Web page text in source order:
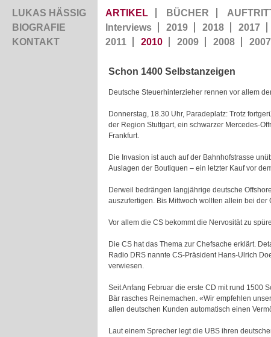
LUKAS HÄSSIG
BIOGRAFIE
KONTAKT
ARTIKEL BÜCHER
Interviews
2019 2018 2017
2011
2010 2009 2008 2007
Schon 1400 Selbstanzeigen
Deutsche Steuerhinterzieher rennen vor allem
Donnerstag, 18.30 Uhr, Paradeplatz: Trotz
der Region Stuttgart, ein schwarzer Mercedes-
Frankfurt.
Die Invasion ist auch auf der Bahnhofstrasse
Auslagen der Boutiquen – ein letzter Kauf vor
Derweil bedrängen langjährige deutsche
auszufertigen. Bis Mittwoch wollten allein bei
Vor allem die CS bekommt die Nervosität zu
Die CS hat das Thema zur Chefsache erklärt.
Radio DRS nannte CS-Präsident Hans-Ulrich
verwiesen.
Seit Anfang Februar die erste CD mit rund 1500
Bär rasches Reinemachen. «Wir empfehlen
allen deutschen Kunden automatisch einen
Laut einem Sprecher legt die UBS ihren